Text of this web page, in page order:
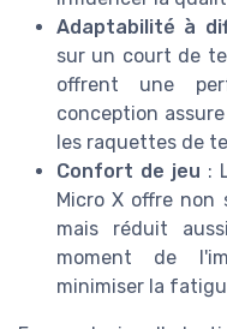
Adaptabilité à
sur un court de
offrent une
conception
les raquettes de
Confort de jeu :
Micro X offre non
mais réduit
moment de
minimiser la